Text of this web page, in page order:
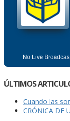
ÚLTIMOS
Cuando las
CRÓNICA DE